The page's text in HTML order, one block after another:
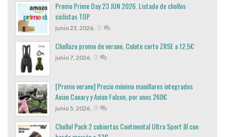
Promo Prime Day 23 JUN 2026. Listado de chollos
ciclistas TOP
junio 23, 2026, 0
Chollazo promo de verano, Culote corto ZRSE a 12,5€
junio 7, 2026, 0
[Promo verano] Precio mínimo manillares integrados
Avian Canary y Avian Falcon, por unos 260€
junio 5, 2026, 0
Chollo! Pack 2 cubiertas Continental Ultra Sport III con